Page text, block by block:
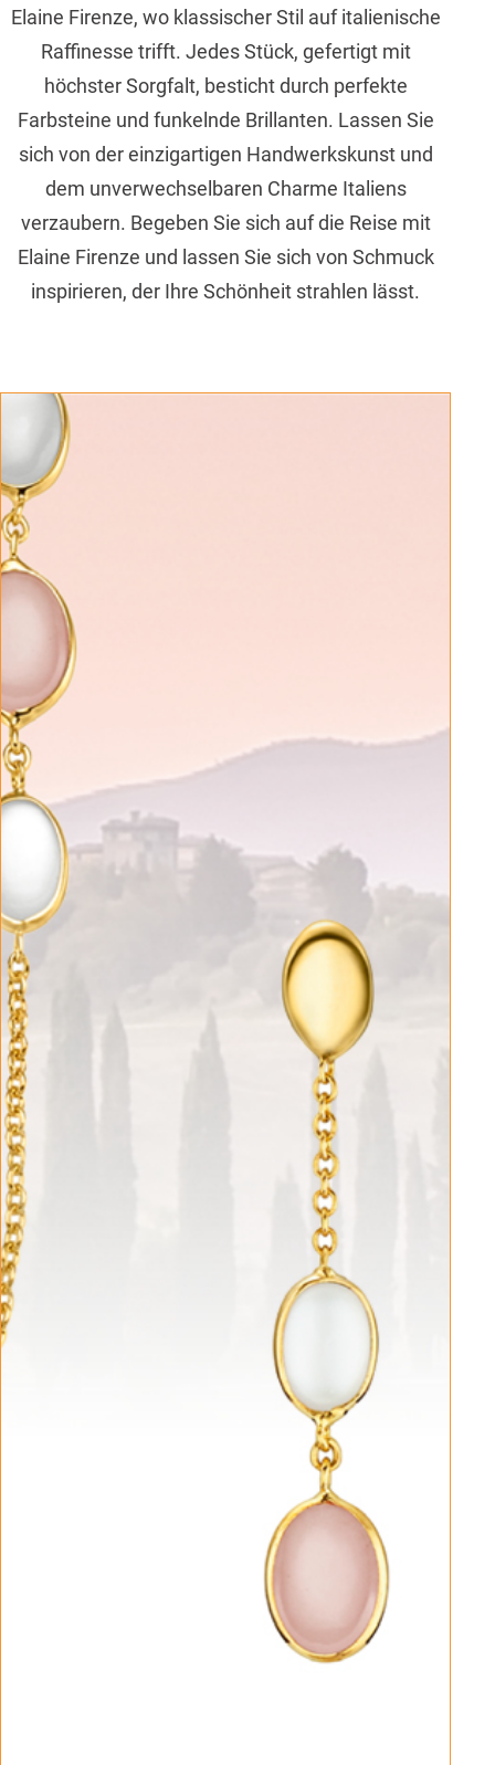
Elaine Firenze, wo klassischer Stil auf italienische
Raffinesse trifft. Jedes Stück, gefertigt mit
höchster Sorgfalt, besticht durch perfekte
Farbsteine und funkelnde Brillanten. Lassen Sie
sich von der einzigartigen Handwerkskunst und
dem unverwechselbaren Charme Italiens
verzaubern. Begeben Sie sich auf die Reise mit
Elaine Firenze und lassen Sie sich von Schmuck
inspirieren, der Ihre Schönheit strahlen lässt.